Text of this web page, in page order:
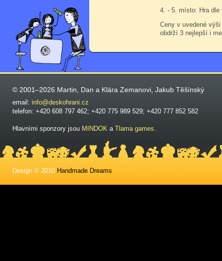
4. - 5. místo: Hra dle
Ceny v uvedené
obdrží 3 nejlepší i
© 2001–2026 Martin, Dan a Klára Zemanovi, Jakub Těšínský
email: info@deskohrani.cz
telefon: +420 608 797 462; +420 775 989 529; +420 777 852 582
Hlavními sponzory jsou MINDOK a Tlama games.
Design © 2010 Handmade Dreams